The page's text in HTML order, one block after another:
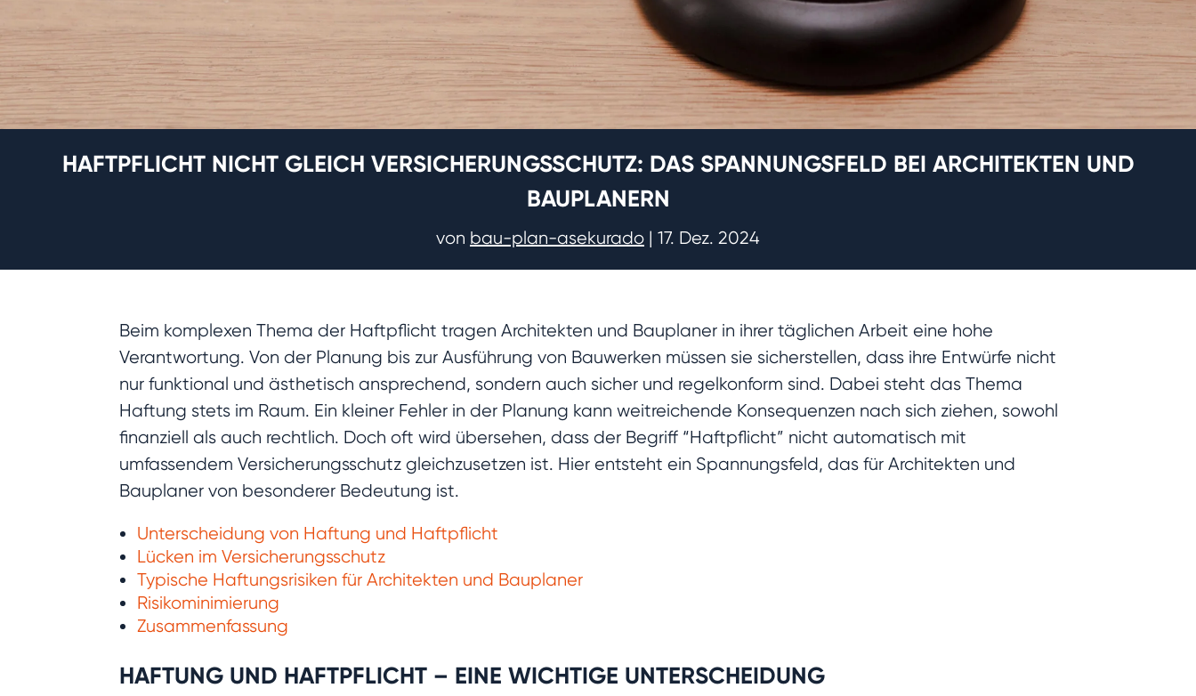
HAFTPFLICHT NICHT GLEICH VERSICHERUNGSSCHUTZ: DAS SPANNUNGSFELD BEI ARCHITEKTEN UND
BAUPLANERN
von bau-plan-asekurado | 17. Dez. 2024
Beim komplexen Thema der Haftpflicht tragen Architekten und Bauplaner in ihrer täglichen Arbeit eine hohe
Verantwortung. Von der Planung bis zur Ausführung von Bauwerken müssen sie sicherstellen, dass ihre Entwürfe nicht
nur funktional und ästhetisch ansprechend, sondern auch sicher und regelkonform sind. Dabei steht das Thema
Haftung stets im Raum. Ein kleiner Fehler in der Planung kann weitreichende Konsequenzen nach sich ziehen, sowohl
finanziell als auch rechtlich. Doch oft wird übersehen, dass der Begriff “Haftpflicht” nicht automatisch mit
umfassendem Versicherungsschutz gleichzusetzen ist. Hier entsteht ein Spannungsfeld, das für Architekten und
Bauplaner von besonderer Bedeutung ist.
Unterscheidung von Haftung und Haftpflicht
Lücken im Versicherungsschutz
Typische Haftungsrisiken für Architekten und Bauplaner
Risikominimierung
Zusammenfassung
HAFTUNG UND HAFTPFLICHT – EINE WICHTIGE UNTERSCHEIDUNG